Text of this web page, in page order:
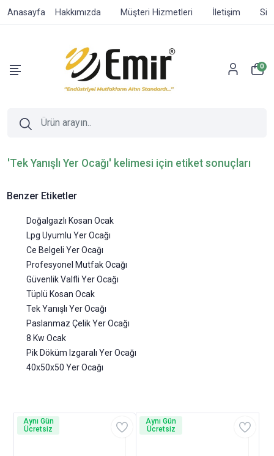
Anasayfa Hakkımızda Müşteri Hizmetleri İletişim
0
'Tek Yanışlı Yer Ocağı' kelimesi için etiket sonuçları
Benzer Etiketler
Doğalgazlı Kosan Ocak
Lpg Uyumlu Yer Ocağı
Ce Belgeli Yer Ocağı
Profesyonel Mutfak Ocağı
Güvenlik Valfli Yer Ocağı
Tüplü Kosan Ocak
Tek Yanışlı Yer Ocağı
Paslanmaz Çelik Yer Ocağı
8 Kw Ocak
Pik Döküm Izgaralı Yer Ocağı
40x50x50 Yer Ocağı
Aynı Gün
Ücretsiz
Aynı Gün
Ücretsiz